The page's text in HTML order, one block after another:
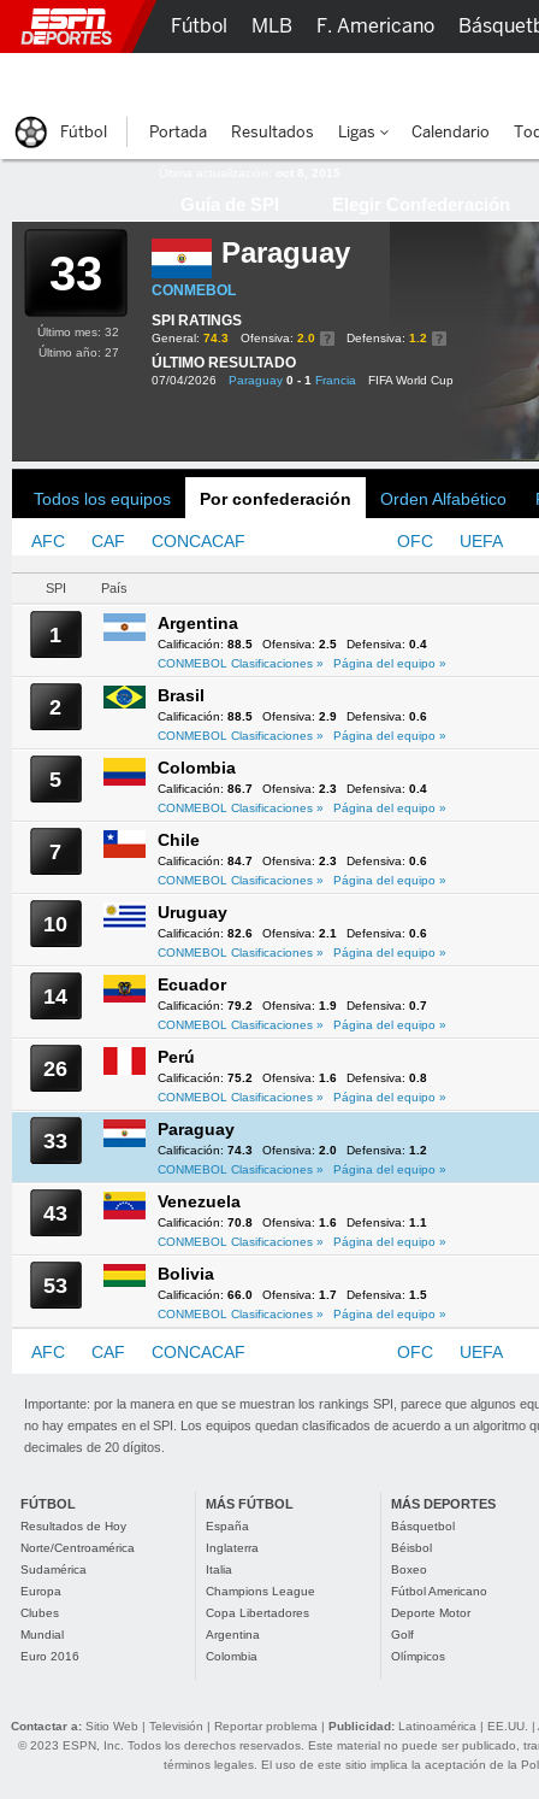
33 Paraguay
CONMEBOL
SPI RATINGS
General: 74.3 Ofensiva: 2.0 Defensiva: 1.2
ÚLTIMO RESULTADO
07/04/2026 Paraguay 0 - 1 Francia FIFA World Cup
Último mes: 32
Último año: 27
Todos los equipos Por confederación Orden Alfabético
AFC CAF CONCACAF OFC UEFA
SPI País
1 Argentina
Calificación: 88.5 Ofensiva: 2.5 Defensiva: 0.4
CONMEBOL Clasificaciones »
Página del equipo »
2 Brasil
Calificación: 88.5 Ofensiva: 2.9 Defensiva: 0.6
CONMEBOL Clasificaciones »
Página del equipo »
5 Colombia
Calificación: 86.7 Ofensiva: 2.3 Defensiva: 0.4
CONMEBOL Clasificaciones »
Página del equipo »
7 Chile
Calificación: 84.7 Ofensiva: 2.3 Defensiva: 0.6
CONMEBOL Clasificaciones »
Página del equipo »
10 Uruguay
Calificación: 82.6 Ofensiva: 2.1 Defensiva: 0.6
CONMEBOL Clasificaciones »
Página del equipo »
14 Ecuador
Calificación: 79.2 Ofensiva: 1.9 Defensiva: 0.7
CONMEBOL Clasificaciones »
Página del equipo »
26 Perú
Calificación: 75.2 Ofensiva: 1.6 Defensiva: 0.8
CONMEBOL Clasificaciones »
Página del equipo »
33 Paraguay
Calificación: 74.3 Ofensiva: 2.0 Defensiva: 1.2
CONMEBOL Clasificaciones »
Página del equipo »
43 Venezuela
Calificación: 70.8 Ofensiva: 1.6 Defensiva: 1.1
CONMEBOL Clasificaciones »
Página del equipo »
53 Bolivia
Calificación: 66.0 Ofensiva: 1.7 Defensiva: 1.5
CONMEBOL Clasificaciones »
Página del equipo »
AFC CAF CONCACAF OFC UEFA
Importante: por la manera en que se muestran los rankings SPI, parece que algunos
no hay empates en el SPI. Los equipos quedan clasificados de acuerdo a un algoritmo
decimales de 20 dígitos.
FÚTBOL
Resultados de Hoy
Norte/Centroamérica
Sudamérica
Europa
Clubes
Mundial
Euro 2016
MÁS FÚTBOL
España
Inglaterra
Italia
Champions League
Copa Libertadores
Argentina
Colombia
MÁS DEPORTES
Básquetbol
Béisbol
Boxeo
Fútbol Americano
Deporte Motor
Golf
Olímpicos
Fútbol MLB F. Americano
Fútbol Portada Resultados Ligas Calendario
Contactar a: Sitio Web | Televisión | Reportar problema | Publicidad: Latinoamérica | EE.UU. |
© 2023 ESPN, Inc. Todos los derechos reservados. Este material no puede ser publicado,
términos legales. El uso de este sitio implica la aceptación de la